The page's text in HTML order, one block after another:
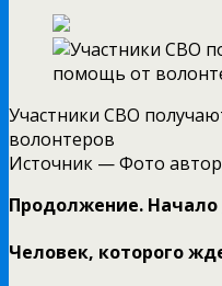
Участники СВО
волонтеров
Источник —Фото
Продолжение. Начало
Человек, которого